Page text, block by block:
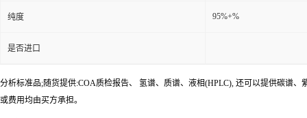
纯度 95%+%
是否进口
分析标准品;随货提供:COA质检报告、 氢谱、质谱、液相(HPLC), 还可以提供碳谱
或费用均由买方承担。